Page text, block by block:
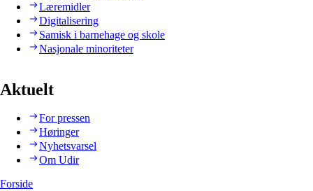
Læremidler
Digitalisering
Samisk i barnehage og skole
Nasjonale minoriteter
Aktuelt
For pressen
Høringer
Nyhetsvarsel
Om Udir
Forside